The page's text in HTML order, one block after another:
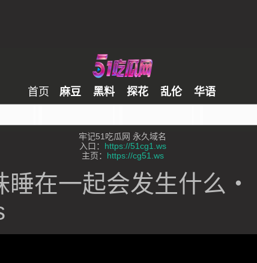
首页 麻豆 黑料 探花 乱伦 华语
牢记51吃瓜网 永久域名
入口： https://51cg1.ws
主页： https://cg51.ws
睡在一起会发生什么・